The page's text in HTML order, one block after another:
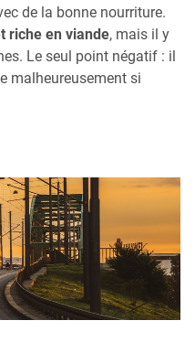
de la bonne nourriture.
riche en viande, mais il y
Le seul point négatif : il
malheureusement si